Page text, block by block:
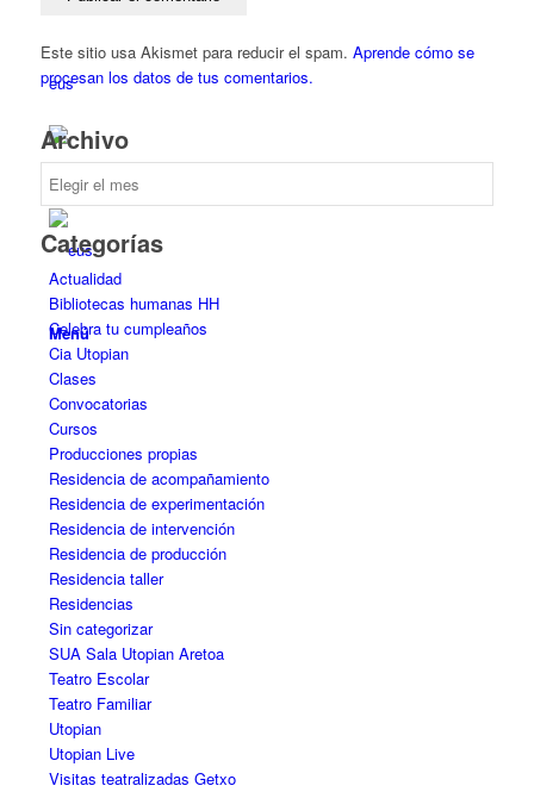
eus
Menú
Este sitio usa Akismet para reducir el spam. Aprende cómo se
procesan los datos de tus comentarios.
Archivo
Archivo
Categorías
Actualidad
Bibliotecas humanas HH
Celebra tu cumpleaños
Cia Utopian
Clases
Convocatorias
Cursos
Producciones propias
Residencia de acompañamiento
Residencia de experimentación
Residencia de intervención
Residencia de producción
Residencia taller
Residencias
Sin categorizar
SUA Sala Utopian Aretoa
Teatro Escolar
Teatro Familiar
Utopian
Utopian Live
Visitas teatralizadas Getxo